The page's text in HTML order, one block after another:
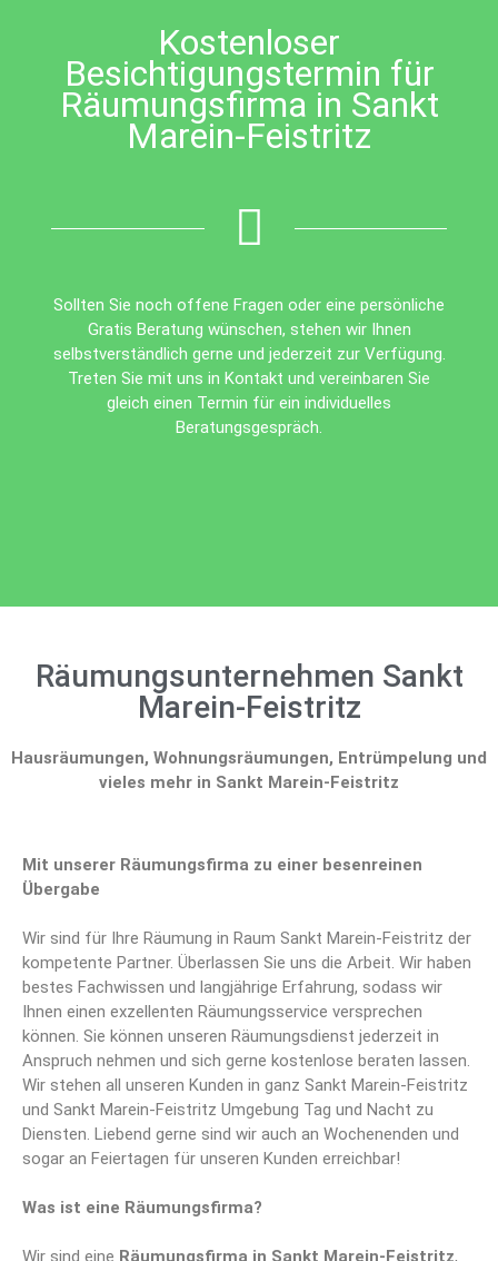
Kostenloser
Besichtigungstermin für
Räumungsfirma in Sankt
Marein-Feistritz
Sollten Sie noch offene Fragen oder eine persönliche
Gratis Beratung wünschen, stehen wir Ihnen
selbstverständlich gerne und jederzeit zur Verfügung.
Treten Sie mit uns in Kontakt und vereinbaren Sie
gleich einen Termin für ein individuelles
Beratungsgespräch.
Räumungsunternehmen Sankt
Marein-Feistritz
Hausräumungen, Wohnungsräumungen, Entrümpelung und
vieles mehr in Sankt Marein-Feistritz
Mit unserer Räumungsfirma zu einer besenreinen
Übergabe
Wir sind für Ihre Räumung in Raum Sankt Marein-Feistritz der
kompetente Partner. Überlassen Sie uns die Arbeit. Wir haben
bestes Fachwissen und langjährige Erfahrung, sodass wir
Ihnen einen exzellenten Räumungsservice versprechen
können. Sie können unseren Räumungsdienst jederzeit in
Anspruch nehmen und sich gerne kostenlose beraten lassen.
Wir stehen all unseren Kunden in ganz Sankt Marein-Feistritz
und Sankt Marein-Feistritz Umgebung Tag und Nacht zu
Diensten. Liebend gerne sind wir auch an Wochenenden und
sogar an Feiertagen für unseren Kunden erreichbar!
Was ist eine Räumungsfirma?
Wir sind eine Räumungsfirma in Sankt Marein-Feistritz,